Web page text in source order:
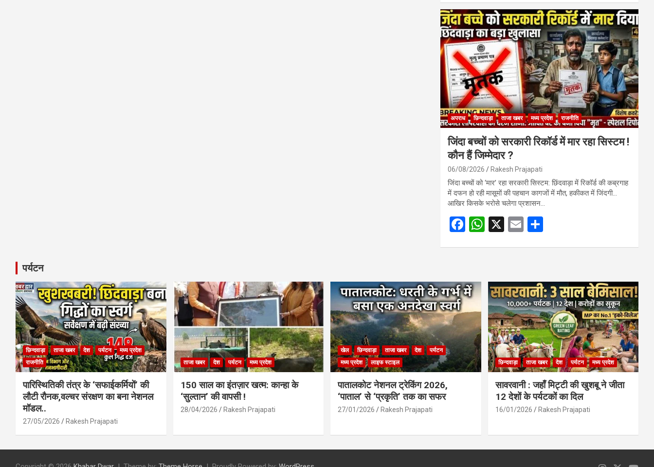
ce
b
o
o
k
at
s
A
p
p
ail ar
e
अपराध छिन्दवाड़ा ताजा खबर मध्य प्रदेश राजनीति
जिंदा बच्चों को सरकारी रिकॉर्ड में मार रहा सिस्टम !
कौन हैं जिम्मेदार ?
06/08/2026 Rakesh Prajapati
जिंदा बच्चों को ‘मार’ रहा सरकारी सिस्टम: छिंदवाड़ा में रिकॉर्ड की कब्रगाह
में दफन हो रही मासूमों की पहचान कागजों में मौत, हकीकत में जिंदगी…
आखिर किसके भरोसे चलेगा प्रशासन…
F
o
o
k
W
A
p
p
X
E
पर्यटन
छिन्दवाड़ा ताजा खबर देश पर्यटन
मध्य प्रदेश
राजनीति
पारिस्थितिकी तंत्र के ‘सफाईकर्मियों’ की
लौटी रौनक,वल्चर संरक्षण का बना नेशनल
मॉडल..
27/05/2026 Rakesh Prajapati
ताजा खबर देश पर्यटन मध्य प्रदेश
150 साल का इंतज़ार खत्म: कान्हा के
‘सुल्तान’ की वापसी !
28/04/2026 Rakesh Prajapati
खेल छिन्दवाड़ा ताजा खबर देश
पर्यटन
मध्य प्रदेश
लाइफ स्टाइल
पातालकोट नेशनल ट्रेकिंग 2026,
‘पाताल’ से ‘प्रकृति’ तक का सफर
27/01/2026 Rakesh Prajapati
छिन्दवाड़ा ताजा खबर देश पर्यटन मध्य प्रदेश
सावरवानी : जहाँ मिट्टी की खुशबू ने जीता
12 देशों के पर्यटकों का दिल
16/01/2026 Rakesh Prajapati